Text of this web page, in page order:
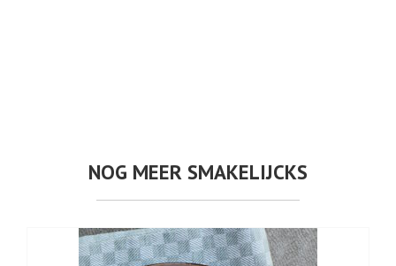
NOG MEER SMAKELIJCKS